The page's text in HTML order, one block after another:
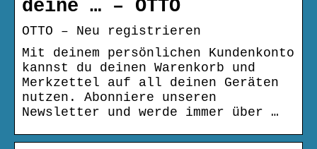
deine … – OTTO
OTTO – Neu registrieren
Mit deinem persönlichen Kundenkonto
kannst du deinen Warenkorb und
Merkzettel auf all deinen Geräten
nutzen. Abonniere unseren
Newsletter und werde immer über …